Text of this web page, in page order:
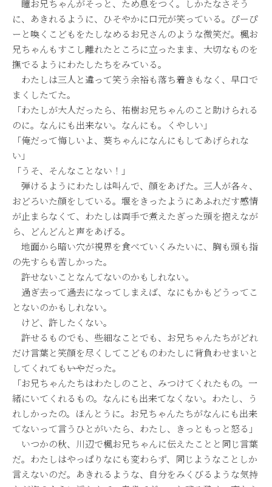
瞳お兄ちゃんがそっと、ため息をつく。しかたなさそう
に、あきれるように、ひそやかに口元が笑っている。ぴーぴ
ーと喚くこどもをたしなめるお兄さんのような微笑だ。楓お
兄ちゃんもすこし離れたところに立ったまま、大切なものを
撫でるようにわたしたちをみている。
わたしは三人と違って笑う余裕も落ち着きもなく、早口で
まくしたてた。
「わたしが大人だったら、祐樹お兄ちゃんのこと助けられる
のに。なんにも出来ない。なんにも。くやしい」
「俺だって悔しいよ、葵ちゃんになんにもしてあげられな
い」
「うそ、そんなことない！」
弾けるようにわたしは叫んで、顔をあげた。三人が各々、
おどろいた顔をしている。堰をきったようにあふれだす感情
が止まらなくて、わたしは両手で煮えたぎった頭を抱えなが
ら、どんどんと声をあげる。
地面から暗い穴が視界を食べていくみたいに、胸も頭も指
の先すらも苦しかった。
許せないことなんてないのかもしれない。
過ぎ去って過去になってしまえば、なにもかもどうってこ
とないのかもしれない。
けど、許したくない。
許せるものでも、些細なことでも、お兄ちゃんたちがどれ
だけ言葉と笑顔を尽くしてこどものわたしに背負わせまいと
してくれても――いやだった。
「お兄ちゃんたちはわたしのこと、みつけてくれたもの。一
緒にいてくれるもの。なんにも出来てなくない。わたし、う
れしかったの。ほんとうに。お兄ちゃんたちがなんにも出来
てないって言うひとがいたら、わたし、きっともっと怒る」
いつかの秋、川辺で楓お兄ちゃんに伝えたことと同じ言葉
だ。わたしはやっぱりなにも変わらず、同じようなことしか
言えないのだ。あきれるような、自分をみくびるような気持